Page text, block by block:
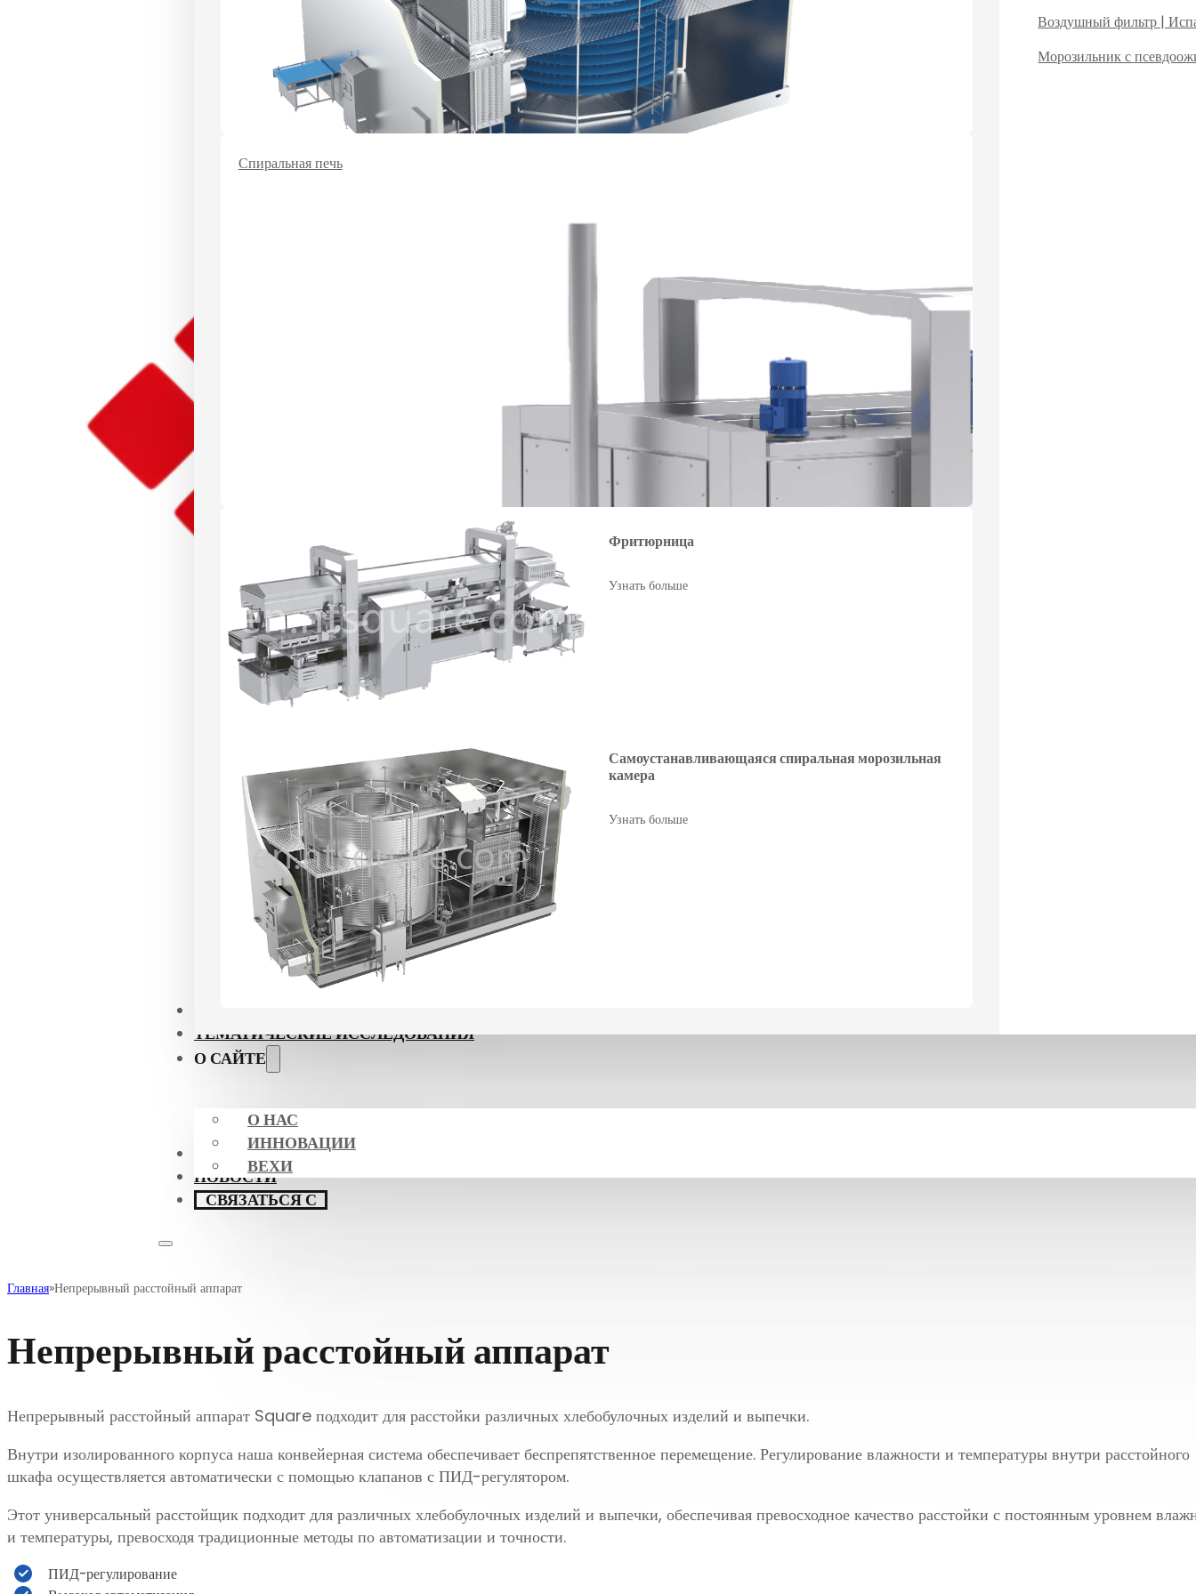
Спиральная печь
Фритюрница
Узнать больше
Самоустанавливающаяся спиральная морозильная
камера
Узнать больше
Воздушный фильтр |
Морозильник с
ТЕМАТИЧЕСКИЕ ИССЛЕДОВАНИЯ
О САЙТЕ
О НАС
ИННОВАЦИИ
ВЕХИ
СЕРТИФИКАТЫ
НОВОСТИ
СВЯЗАТЬСЯ С
Главная Непрерывный расстойный аппарат
Непрерывный расстойный аппарат
Непрерывный расстойный аппарат Square подходит для расстойки различных хлебобулочных изделий и выпечки.
Внутри изолированного корпуса наша конвейерная система обеспечивает беспрепятственное перемещение. Регулирование влажности и температуры внутри расстойного
шкафа осуществляется автоматически с помощью клапанов с ПИД-регулятором.
Этот универсальный расстойщик подходит для различных хлебобулочных изделий и выпечки, обеспечивая превосходное качество расстойки с постоянным уровнем
и температуры, превосходя традиционные методы по автоматизации и точности.
ПИД-регулирование